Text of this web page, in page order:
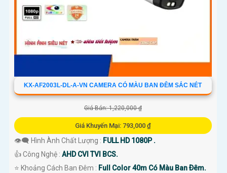
KX-AF2003L-DL-A-VN CAMERA CÓ MÀU BAN ĐÊM SẮC NÉT
Giá Bán: 1,220,000 ₫
Giá Khuyến Mại: 793,000 ₫
👁️‍🗨 Hình Ành Chất Lượng : FULL HD 1080P .
👍 Công Nghệ : AHD CVI TVI BCS.
⭐ Khoảng Cách Ban Đêm : Full Color 40m Có Màu Ban Ðêm.